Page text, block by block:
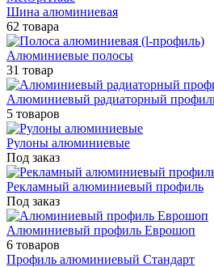
Шина алюминиевая
62 товара
Алюминиевые полосы
31 товар
Алюминиевый радиаторный
5 товаров
Рулоны алюминиевые
Под заказ
Рекламный алюминиевый профиль
Под заказ
Алюминиевый профиль Еврошоп
6 товаров
Профиль алюминиевый Стандарт